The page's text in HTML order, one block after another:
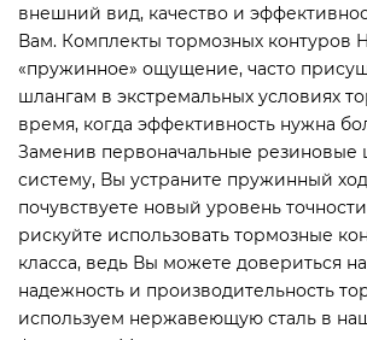
внешний вид, качество и
Вам. Комплекты тормозных контуров
«пружинное» ощущение, часто
шлангам в экстремальных условиях
время, когда эффективность нужна
Заменив первоначальные резиновые
систему, Вы устраните пружинный
почувствуете новый уровень
рискуйте использовать тормозные
класса, ведь Вы можете довериться
надежность и производительность
используем нержавеющую сталь в